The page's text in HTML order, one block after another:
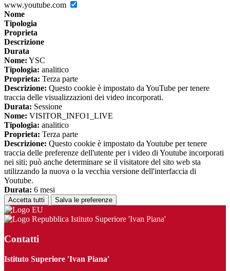
www.youtube.com
Nome
Tipologia
Proprieta
Descrizione
Durata
Nome: YSC
Tipologia: analitico
Proprieta: Terza parte
Descrizione: Questo cookie è impostato da YouTube per tenere
traccia delle visualizzazioni dei video incorporati.
Durata: Sessione
Nome: VISITOR_INFO1_LIVE
Tipologia: analitico
Proprieta: Terza parte
Descrizione: Questo cookie è impostato da Youtube per tenere
traccia delle preferenze dell'utente per i video di Youtube incorporati
nei siti; può anche determinare se il visitatore del sito web sta
utilizzando la nuova o la vecchia versione dell'interfaccia di
Youtube.
Durata: 6 mesi
Accetta tutti Salva le preferenze
Istituto Superiore 'Ivan Piana'
Contatti
Istituto Superiore 'Ivan Piana'